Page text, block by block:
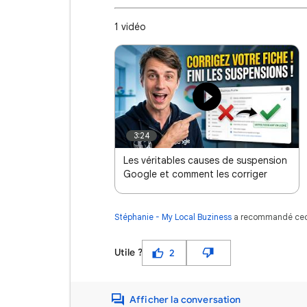
1 vidéo
3:24
Les véritables causes de suspension
Google et comment les corriger
Stéphanie - My Local Buziness a recommandé
Utile ? 2
Afficher la conversation